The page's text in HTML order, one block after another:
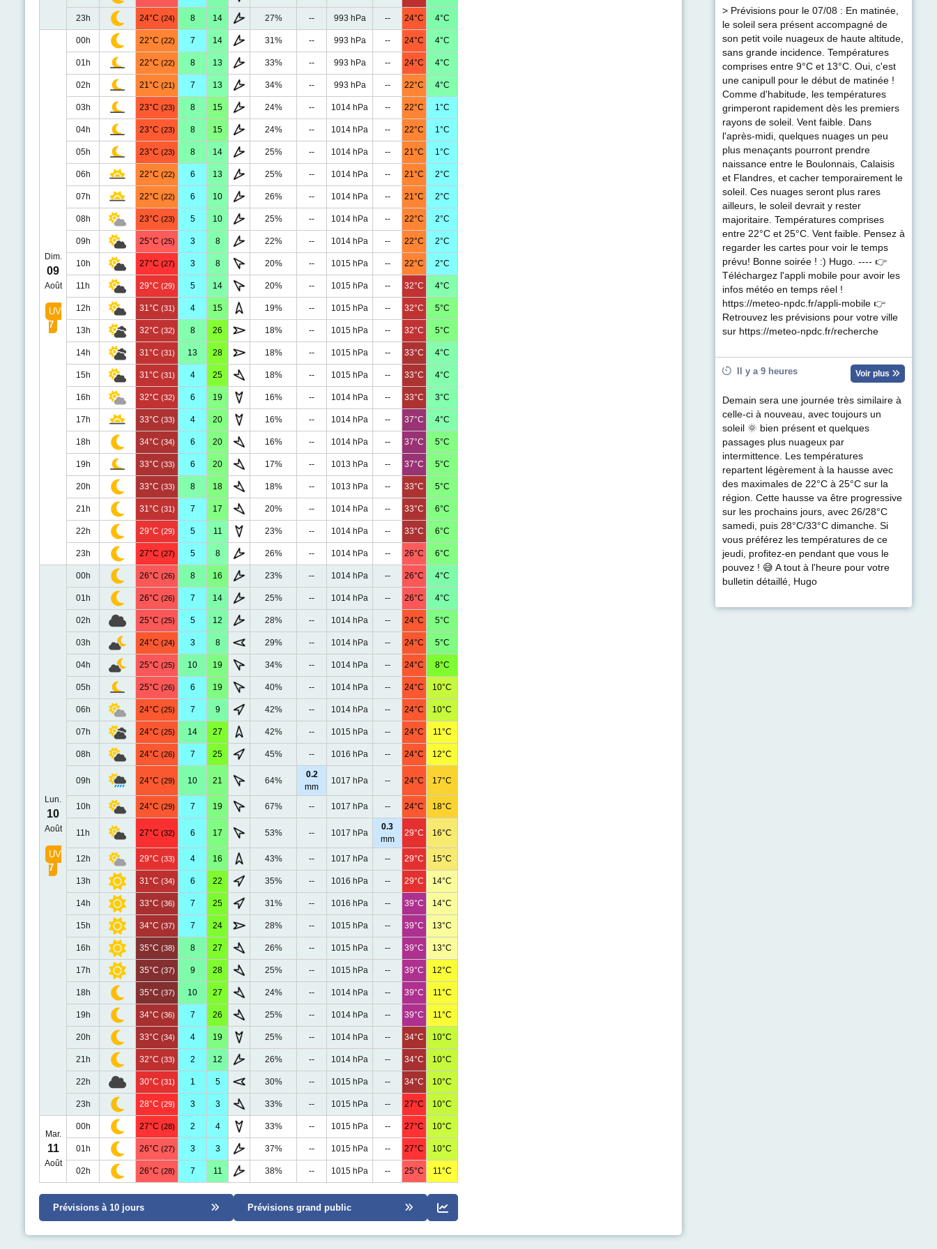
23h 24°C (24) 8 14 27% -- 993 hPa -- 24°C 4°C
Dim.
09
Août
UV
7
00h 22°C (22) 7 14 31% -- 993 hPa -- 24°C 4°C
01h 22°C (22) 8 13 33% -- 993 hPa -- 24°C 4°C
02h 21°C (21) 7 13 34% -- 993 hPa -- 22°C 4°C
03h 23°C (23) 8 15 24% -- 1014 hPa -- 22°C 1°C
04h 23°C (23) 8 15 24% -- 1014 hPa -- 22°C 1°C
05h 23°C (23) 8 14 25% -- 1014 hPa -- 21°C 1°C
06h 22°C (22) 6 13 25% -- 1014 hPa -- 21°C 2°C
07h 22°C (22) 6 10 26% -- 1014 hPa -- 21°C 2°C
08h 23°C (23) 5 10 25% -- 1014 hPa -- 22°C 2°C
09h 25°C (25) 3 8 22% -- 1014 hPa -- 22°C 2°C
10h 27°C (27) 3 8 20% -- 1015 hPa -- 22°C 2°C
11h 29°C (29) 5 14 20% -- 1015 hPa -- 32°C 4°C
12h 31°C (31) 4 15 19% -- 1015 hPa -- 32°C 5°C
13h 32°C (32) 8 26 18% -- 1015 hPa -- 32°C 5°C
14h 31°C (31) 13 28 18% -- 1015 hPa -- 33°C 4°C
15h 31°C (31) 4 25 18% -- 1015 hPa -- 33°C 4°C
16h 32°C (32) 6 19 16% -- 1014 hPa -- 33°C 3°C
17h 33°C (33) 4 20 16% -- 1014 hPa -- 37°C 4°C
18h 34°C (34) 6 20 16% -- 1014 hPa -- 37°C 5°C
19h 33°C (33) 6 20 17% -- 1013 hPa -- 37°C 5°C
20h 33°C (33) 8 18 18% -- 1013 hPa -- 33°C 5°C
21h 31°C (31) 7 17 20% -- 1014 hPa -- 33°C 6°C
22h 29°C (29) 5 11 23% -- 1014 hPa -- 33°C 6°C
23h 27°C (27) 5 8 26% -- 1014 hPa -- 26°C 6°C
Lun.
10
Août
UV
7
00h 26°C (26) 8 16 23% -- 1014 hPa -- 26°C 4°C
01h 26°C (26) 7 14 25% -- 1014 hPa -- 26°C 4°C
02h 25°C (25) 5 12 28% -- 1014 hPa -- 24°C 5°C
03h 24°C (24) 3 8 29% -- 1014 hPa -- 24°C 5°C
04h 25°C (25) 10 19 34% -- 1014 hPa -- 24°C 8°C
05h 25°C (26) 6 19 40% -- 1014 hPa -- 24°C 10°C
06h 24°C (25) 7 9 42% -- 1014 hPa -- 24°C 10°C
07h 24°C (25) 14 27 42% -- 1015 hPa -- 24°C 11°C
08h 24°C (26) 7 25 45% -- 1016 hPa -- 24°C 12°C
09h 24°C (29) 10 21 64%
0.2
mm
1017 hPa -- 24°C 17°C
10h 24°C (29) 7 19 67% -- 1017 hPa -- 24°C 18°C
11h 27°C (32) 6 17 53% -- 1017 hPa
0.3
mm
29°C 16°C
12h 29°C (33) 4 16 43% -- 1017 hPa -- 29°C 15°C
13h 31°C (34) 6 22 35% -- 1016 hPa -- 29°C 14°C
14h 33°C (36) 7 25 31% -- 1016 hPa -- 39°C 14°C
15h 34°C (37) 7 24 28% -- 1015 hPa -- 39°C 13°C
16h 35°C (38) 8 27 26% -- 1015 hPa -- 39°C 13°C
17h 35°C (37) 9 28 25% -- 1015 hPa -- 39°C 12°C
18h 35°C (37) 10 27 24% -- 1014 hPa -- 39°C 11°C
19h 34°C (36) 7 26 25% -- 1014 hPa -- 39°C 11°C
20h 33°C (34) 4 19 25% -- 1014 hPa -- 34°C 10°C
21h 32°C (33) 2 12 26% -- 1014 hPa -- 34°C 10°C
22h 30°C (31) 1 5 30% -- 1015 hPa -- 34°C 10°C
23h 28°C (29) 3 3 33% -- 1015 hPa -- 27°C 10°C
Mar.
11
Août
00h 27°C (28) 2 4 33% -- 1015 hPa -- 27°C 10°C
01h 26°C (27) 3 3 37% -- 1015 hPa -- 27°C 10°C
02h 26°C (28) 7 11 38% -- 1015 hPa -- 25°C 11°C
Prévisions à 10 jours Prévisions grand public
> Prévisions pour le 07/08 : En matinée,
le soleil sera présent accompagné de
son petit voile nuageux de haute altitude,
sans grande incidence. Températures
comprises entre 9°C et 13°C. Oui, c'est
une canipull pour le début de matinée !
Comme d'habitude, les températures
grimperont rapidement dès les premiers
rayons de soleil. Vent faible. Dans
l'après-midi, quelques nuages un peu
plus menaçants pourront prendre
naissance entre le Boulonnais, Calaisis
et Flandres, et cacher temporairement le
soleil. Ces nuages seront plus rares
ailleurs, le soleil devrait y rester
majoritaire. Températures comprises
entre 22°C et 25°C. Vent faible. Pensez à
regarder les cartes pour voir le temps
prévu! Bonne soirée ! :) Hugo. ---- 👉
Téléchargez l'appli mobile pour avoir les
infos météo en temps réel !
https://meteo-npdc.fr/appli-mobile 👉
Retrouvez les prévisions pour votre ville
sur https://meteo-npdc.fr/recherche
Il y a 9 heures Voir plus
Demain sera une journée très similaire à
celle-ci à nouveau, avec toujours un
soleil 🌞 bien présent et quelques
passages plus nuageux par
intermittence. Les températures
repartent légèrement à la hausse avec
des maximales de 22°C à 25°C sur la
région. Cette hausse va être progressive
sur les prochains jours, avec 26/28°C
samedi, puis 28°C/33°C dimanche. Si
vous préférez les températures de ce
jeudi, profitez-en pendant que vous le
pouvez ! 😅 A tout à l'heure pour votre
bulletin détaillé, Hugo